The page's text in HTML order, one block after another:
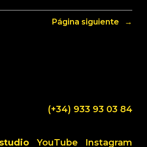
Página siguiente →
(+34) 933 93 03 84
YouTube Instagram